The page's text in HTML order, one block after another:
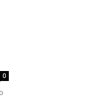
0